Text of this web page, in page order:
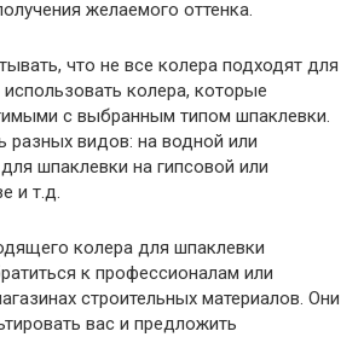
желаемого оттенка.
что не все колера подходят для
колера, которые
с выбранным типом шпаклевки.
разных видов: на водной или
шпаклевки на гипсовой или
и т.д.
колера для шпаклевки
к профессионалам или
строительных материалов. Они
вас и предложить